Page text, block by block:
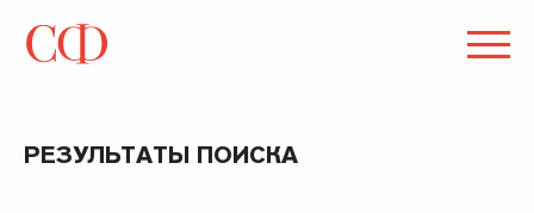
РЕЗУЛЬТАТЫ ПОИСКА